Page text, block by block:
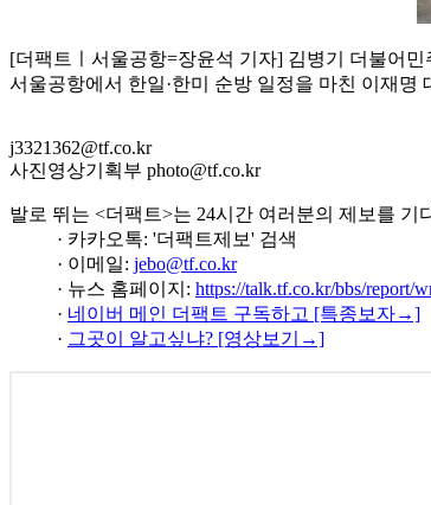
[더팩트ㅣ서울공항=장윤석 기자] 김병기 더불어
서울공항에서 한일·한미 순방 일정을 마친 이재
j3321362@tf.co.kr
사진영상기획부 photo@tf.co.kr
발로 뛰는 <더팩트>는 24시간 여러분의 제보를 기
· 카카오톡: '더팩트제보' 검색
· 이메일: jebo@tf.co.kr
· 뉴스 홈페이지: https://talk.tf.co.kr/bbs/report/
· 네이버 메인 더팩트 구독하고 [특종보자→]
· 그곳이 알고싶냐? [영상보기→]